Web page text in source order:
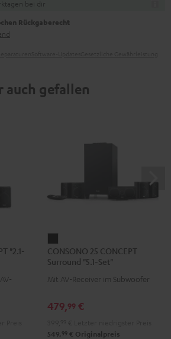
bei dir
Rückgaberecht
auch gefallen
"2.1-
25
CONCEPT
Surround
Set"
CONSONO 25 CONCEPT
Surround "5.1-Set"
Mit AV-Receiver im Subwoofer
479,99 €
549, 99 € Originalpreis